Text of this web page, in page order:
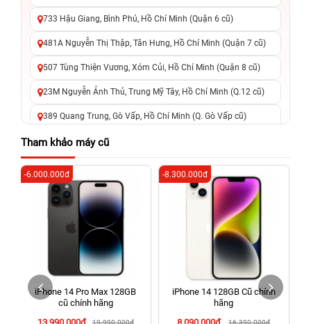
733 Hậu Giang, Bình Phú, Hồ Chí Minh (Quận 6 cũ)
481A Nguyễn Thị Thập, Tân Hưng, Hồ Chí Minh (Quận 7 cũ)
507 Tùng Thiện Vương, Xóm Củi, Hồ Chí Minh (Quận 8 cũ)
23M Nguyễn Ảnh Thủ, Trung Mỹ Tây, Hồ Chí Minh (Q.12 cũ)
389 Quang Trung, Gò Vấp, Hồ Chí Minh (Q. Gò Vấp cũ)
625 - 625A Âu Cơ, Tân Phú, Hồ Chí Minh (Quận Tân Phú cũ)
326 Lê Văn Việt, Tăng Nhơn Phú, Hồ Chí Minh (Q.9 TP. Thủ
Đức cũ)
256 Võ Văn Ngân, Thủ Đức, Hồ Chí Minh (Bình Thọ, TP. Thủ
70 Nguyễn An Ninh, Dĩ An, Hồ Chí Minh (Bình Dương Cũ)
24h Vũng Tàu: 162A Ba Cu, Vũng Tàu, Hồ Chí Minh (TP. Vũng
Tàu cũ)
198 Hoàng Văn Thụ, Tân Sơn Nhất, Hồ Chí Minh (Tân Bình
Tham khảo máy cũ
iPhone 14 Pro Max 128GB
cũ chính hãng
19.990.000đ
-6.000.000đ
iPhone 14 128GB Cũ chính
hãng
16.390.000đ
-8.300.000đ